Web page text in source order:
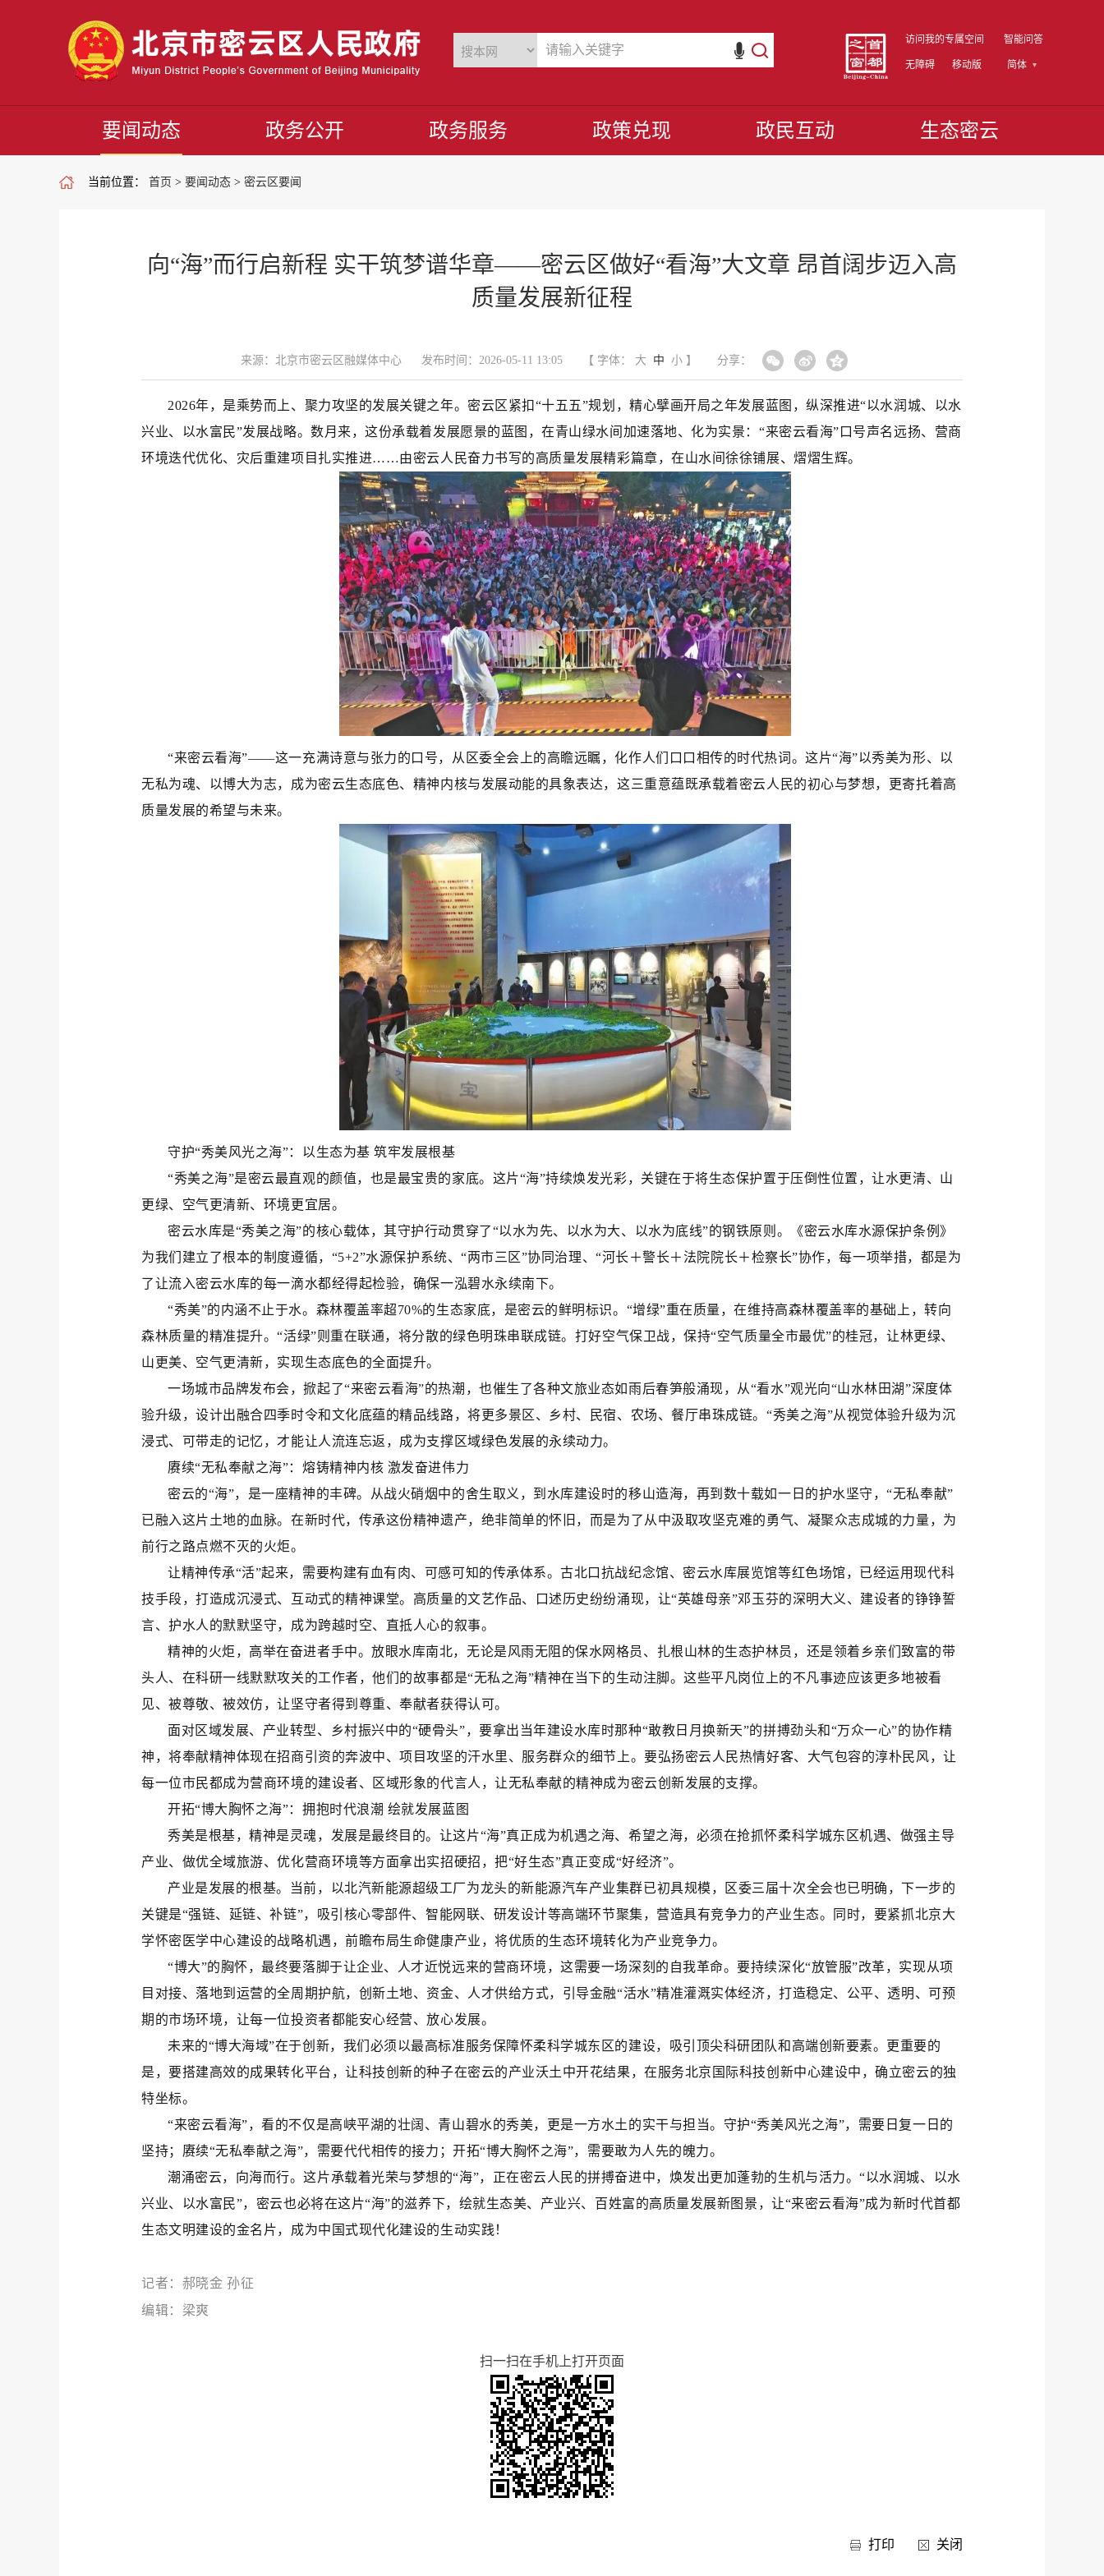
访问我的专属空间 智能问答
无障碍 移动版 简体
要闻动态 政务公开 政务服务 政策兑现 政民互动 生态密云
当前位置： 首页 > 要闻动态 > 密云区要闻
向“海”而行启新程 实干筑梦谱华章——密云区做好“看海”大文章 昂首阔步迈入高
质量发展新征程
来源：北京市密云区融媒体中心 发布时间：2026-05-11 13:05 【 字体： 大 中 小】 分享：
2026年，是乘势而上、聚力攻坚的发展关键之年。密云区紧扣“十五五”规划，精心擘画开局之年发展蓝图，纵深推进“以水润城、以水
兴业、以水富民”发展战略。数月来，这份承载着发展愿景的蓝图，在青山绿水间加速落地、化为实景：“来密云看海”口号声名远扬、营商
环境迭代优化、灾后重建项目扎实推进……由密云人民奋力书写的高质量发展精彩篇章，在山水间徐徐铺展、熠熠生辉。
“来密云看海”——这一充满诗意与张力的口号，从区委全会上的高瞻远瞩，化作人们口口相传的时代热词。这片“海”以秀美为形、以
无私为魂、以博大为志，成为密云生态底色、精神内核与发展动能的具象表达，这三重意蕴既承载着密云人民的初心与梦想，更寄托着高
质量发展的希望与未来。
守护“秀美风光之海”：以生态为基 筑牢发展根基
“秀美之海”是密云最直观的颜值，也是最宝贵的家底。这片“海”持续焕发光彩，关键在于将生态保护置于压倒性位置，让水更清、山
更绿、空气更清新、环境更宜居。
密云水库是“秀美之海”的核心载体，其守护行动贯穿了“以水为先、以水为大、以水为底线”的钢铁原则。《密云水库水源保护条例》
为我们建立了根本的制度遵循，“5+2”水源保护系统、“两市三区”协同治理、“河长＋警长＋法院院长＋检察长”协作，每一项举措，都是为
了让流入密云水库的每一滴水都经得起检验，确保一泓碧水永续南下。
“秀美”的内涵不止于水。森林覆盖率超70%的生态家底，是密云的鲜明标识。“增绿”重在质量，在维持高森林覆盖率的基础上，转向
森林质量的精准提升。“活绿”则重在联通，将分散的绿色明珠串联成链。打好空气保卫战，保持“空气质量全市最优”的桂冠，让林更绿、
山更美、空气更清新，实现生态底色的全面提升。
一场城市品牌发布会，掀起了“来密云看海”的热潮，也催生了各种文旅业态如雨后春笋般涌现，从“看水”观光向“山水林田湖”深度体
验升级，设计出融合四季时令和文化底蕴的精品线路，将更多景区、乡村、民宿、农场、餐厅串珠成链。“秀美之海”从视觉体验升级为沉
浸式、可带走的记忆，才能让人流连忘返，成为支撑区域绿色发展的永续动力。
赓续“无私奉献之海”：熔铸精神内核 激发奋进伟力
密云的“海”，是一座精神的丰碑。从战火硝烟中的舍生取义，到水库建设时的移山造海，再到数十载如一日的护水坚守，“无私奉献”
已融入这片土地的血脉。在新时代，传承这份精神遗产，绝非简单的怀旧，而是为了从中汲取攻坚克难的勇气、凝聚众志成城的力量，为
前行之路点燃不灭的火炬。
让精神传承“活”起来，需要构建有血有肉、可感可知的传承体系。古北口抗战纪念馆、密云水库展览馆等红色场馆，已经运用现代科
技手段，打造成沉浸式、互动式的精神课堂。高质量的文艺作品、口述历史纷纷涌现，让“英雄母亲”邓玉芬的深明大义、建设者的铮铮誓
言、护水人的默默坚守，成为跨越时空、直抵人心的叙事。
精神的火炬，高举在奋进者手中。放眼水库南北，无论是风雨无阻的保水网格员、扎根山林的生态护林员，还是领着乡亲们致富的带
头人、在科研一线默默攻关的工作者，他们的故事都是“无私之海”精神在当下的生动注脚。这些平凡岗位上的不凡事迹应该更多地被看
见、被尊敬、被效仿，让坚守者得到尊重、奉献者获得认可。
面对区域发展、产业转型、乡村振兴中的“硬骨头”，要拿出当年建设水库时那种“敢教日月换新天”的拼搏劲头和“万众一心”的协作精
神，将奉献精神体现在招商引资的奔波中、项目攻坚的汗水里、服务群众的细节上。要弘扬密云人民热情好客、大气包容的淳朴民风，让
每一位市民都成为营商环境的建设者、区域形象的代言人，让无私奉献的精神成为密云创新发展的支撑。
开拓“博大胸怀之海”：拥抱时代浪潮 绘就发展蓝图
秀美是根基，精神是灵魂，发展是最终目的。让这片“海”真正成为机遇之海、希望之海，必须在抢抓怀柔科学城东区机遇、做强主导
产业、做优全域旅游、优化营商环境等方面拿出实招硬招，把“好生态”真正变成“好经济”。
产业是发展的根基。当前，以北汽新能源超级工厂为龙头的新能源汽车产业集群已初具规模，区委三届十次全会也已明确，下一步的
关键是“强链、延链、补链”，吸引核心零部件、智能网联、研发设计等高端环节聚集，营造具有竞争力的产业生态。同时，要紧抓北京大
学怀密医学中心建设的战略机遇，前瞻布局生命健康产业，将优质的生态环境转化为产业竞争力。
“博大”的胸怀，最终要落脚于让企业、人才近悦远来的营商环境，这需要一场深刻的自我革命。要持续深化“放管服”改革，实现从项
目对接、落地到运营的全周期护航，创新土地、资金、人才供给方式，引导金融“活水”精准灌溉实体经济，打造稳定、公平、透明、可预
期的市场环境，让每一位投资者都能安心经营、放心发展。
未来的“博大海域”在于创新，我们必须以最高标准服务保障怀柔科学城东区的建设，吸引顶尖科研团队和高端创新要素。更重要的
是，要搭建高效的成果转化平台，让科技创新的种子在密云的产业沃土中开花结果，在服务北京国际科技创新中心建设中，确立密云的独
特坐标。
“来密云看海”，看的不仅是高峡平湖的壮阔、青山碧水的秀美，更是一方水土的实干与担当。守护“秀美风光之海”，需要日复一日的
坚持；赓续“无私奉献之海”，需要代代相传的接力；开拓“博大胸怀之海”，需要敢为人先的魄力。
潮涌密云，向海而行。这片承载着光荣与梦想的“海”，正在密云人民的拼搏奋进中，焕发出更加蓬勃的生机与活力。“以水润城、以水
兴业、以水富民”，密云也必将在这片“海”的滋养下，绘就生态美、产业兴、百姓富的高质量发展新图景，让“来密云看海”成为新时代首都
生态文明建设的金名片，成为中国式现代化建设的生动实践！
记者：郝晓金 孙征
编辑：梁爽
扫一扫在手机上打开页面
打印 关闭